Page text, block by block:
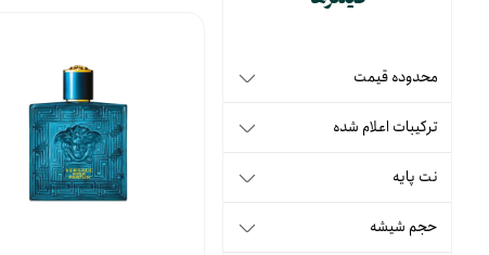
محدوده قیمت
ترکیبات اعلام شده
نت پایه
حجم شیشه